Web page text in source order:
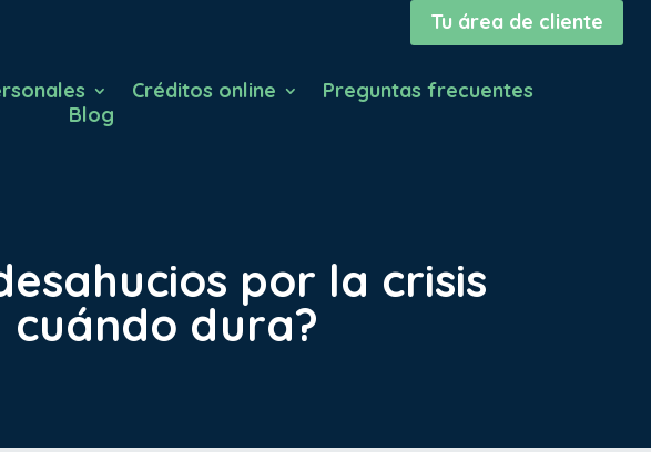
Tu área de cliente
Créditos online
Preguntas frecuentes
Blog
por la crisis
dura?